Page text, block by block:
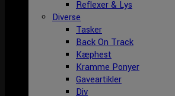
Reflexer & Lys
Diverse
Tasker
Back On Track
Kæphest
Kramme Ponyer
Gaveartikler
Div